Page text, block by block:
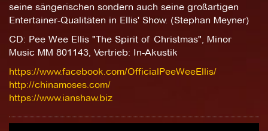
seine sängerischen sondern auch seine großartigen
Entertainer-Qualitäten in Ellis' Show. (Stephan Meyner)
CD: Pee Wee Ellis "The Spirit of Christmas", Minor
Music MM 801143, Vertrieb: In-Akustik
https://www.facebook.com/OfficialPeeWeeEllis/
http://chinamoses.com/
https://www.ianshaw.biz